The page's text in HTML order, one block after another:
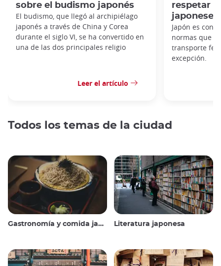
sobre el budismo japonés
El budismo, que llegó al archipiélago
japonés a través de China y Corea
durante el siglo VI, se ha convertido en
una de las dos principales religio
Leer el artículo
respetar
japoneses
Japón es
normas que
transporte
excepción.
Todos los temas de la ciudad
Gastronomía y comida japonesas Literatura japonesa